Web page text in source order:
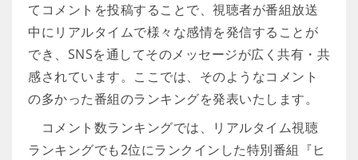
てコメントを投稿することで、視聴者が番組放送
中にリアルタイムで様々な感情を発信することが
でき、SNSを通してそのメッセージが広く共有・共
感されています。ここでは、そのようなコメント
の多かった番組のランキングを発表いたします。
コメント数ランキングでは、リアルタイム視聴
ランキングでも2位にランクインした特別番組『ヒ